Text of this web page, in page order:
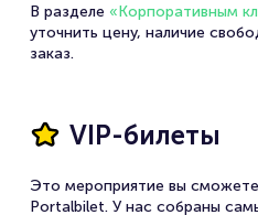
В разделе «Корпоративным
уточнить цену, наличие
заказ.
VIP-билеты
Это мероприятие вы
Portalbilet. У нас собраны